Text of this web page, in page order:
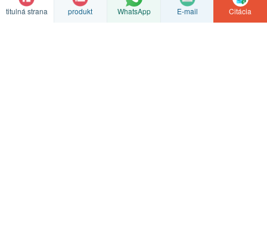
titulná strana produkt E-mail
WhatsApp Citácia